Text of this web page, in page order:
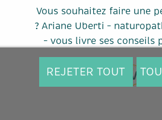
Vous souhaitez faire une
? Ariane Uberti –
– vous livre ses conseils
Voir
REJETER TOUT